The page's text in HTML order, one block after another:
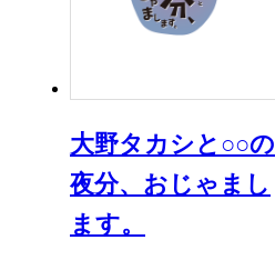
大野タカシと○○の
夜分、おじゃまし
ます。